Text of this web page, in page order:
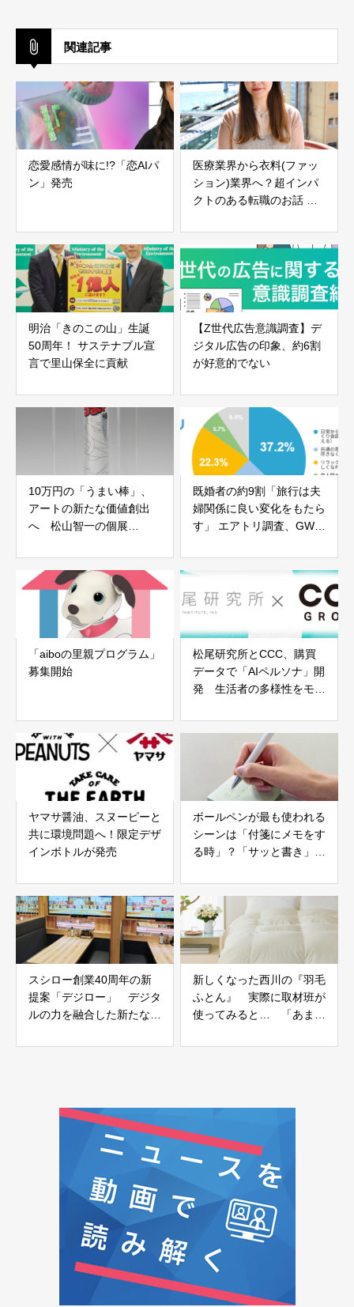
関連記事
恋愛感情が味に!?「恋AIパ
ン」発売
医療業界から衣料(ファッ
ション)業界へ？超インパ
クトのある転職のお話
明治「きのこの山」生誕
50周年！ サステナブル宣
言で里山保全に貢献
【Z世代広告意識調査】デ
ジタル広告の印象、約6割
が好意的でない
10万円の「うまい棒」、
アートの新たな価値創出
へ 松山智一の個展
レーション戦略
既婚者の約9割「旅行は夫
婦関係に良い変化をもたら
す」 エアトリ調査、GW旅
「aiboの里親プログラム」
募集開始
松尾研究所とCCC、購買
データで「AIペルソナ」開
発 生活者の多様性をモデ
ヤマサ醤油、スヌーピーと
共に環境問題へ！限定デザ
インボトルが発売
ボールペンが最も使われる
シーンは「付箋にメモをす
る時」？「サッと書き」に
スシロー創業40周年の新
提案「デジロー」 デジタ
ルの力を融合した新たな店
新しくなった西川の『羽毛
ふとん』 実際に取材班が
使ってみると… 「あまり
眠へ」